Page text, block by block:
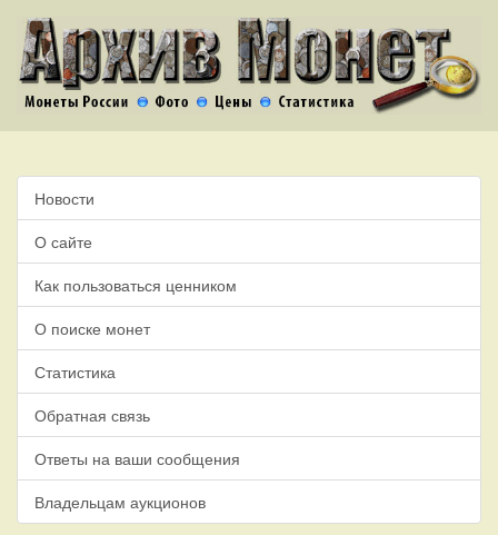
Новости
О сайте
Как пользоваться ценником
О поиске монет
Статистика
Обратная связь
Ответы на ваши сообщения
Владельцам аукционов